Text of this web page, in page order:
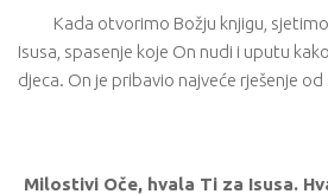
Kada otvorimo Božju knjigu,
Isusa, spasenje koje On nudi i uputu
djeca. On je pribavio najveće rješenje od
Milostivi Oče, hvala Ti za Isusa.